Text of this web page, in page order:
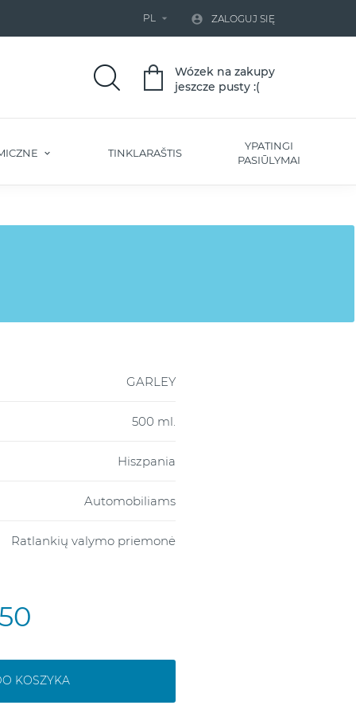
PL   ZALOGUJ SIĘ
Wózek na zakupy
jeszcze pusty :(
TINKLARAŠTIS
YPATINGI
PASIŪLYMAI
GARLEY
500 ml.
Hiszpania
Automobiliams
Ratlankių valymo priemonė
KOSZYKA